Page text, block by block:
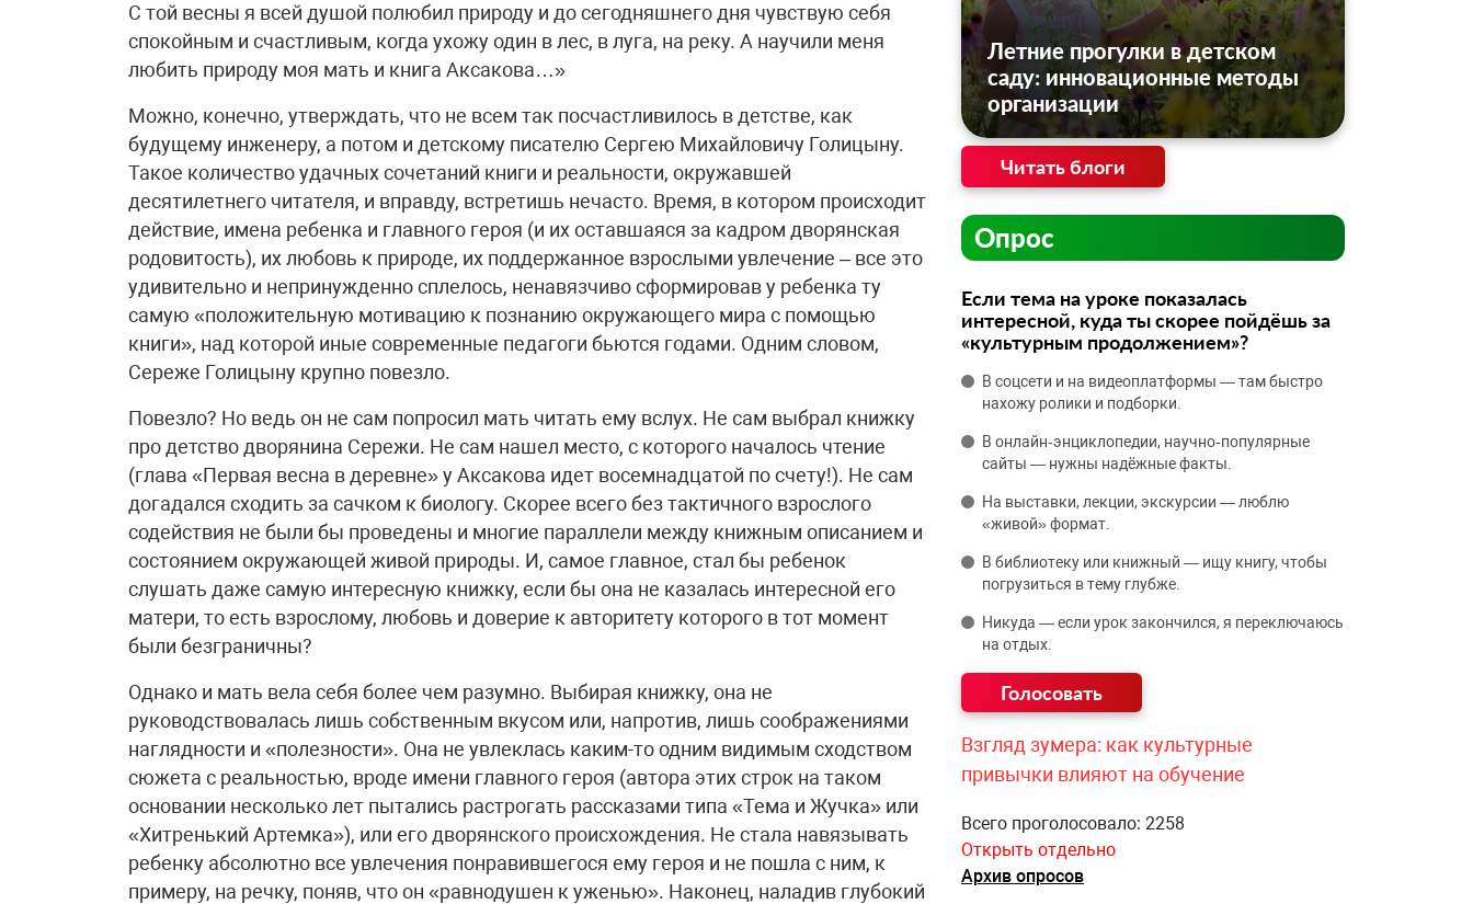
С той весны я всей душой полюбил природу и до сегодняшнего дня чувствую себя
спокойным и счастливым, когда ухожу один в лес, в луга, на реку. А научили меня
любить природу моя мать и книга Аксакова…»
Можно, конечно, утверждать, что не всем так посчастливилось в детстве, как
будущему инженеру, а потом и детскому писателю Сергею Михайловичу Голицыну.
Такое количество удачных сочетаний книги и реальности, окружавшей
десятилетнего читателя, и вправду, встретишь нечасто. Время, в котором происходит
действие, имена ребенка и главного героя (и их оставшаяся за кадром дворянская
родовитость), их любовь к природе, их поддержанное взрослыми увлечение – все это
удивительно и непринужденно сплелось, ненавязчиво сформировав у ребенка ту
самую «положительную мотивацию к познанию окружающего мира с помощью
книги», над которой иные современные педагоги бьются годами. Одним словом,
Сереже Голицыну крупно повезло.
Повезло? Но ведь он не сам попросил мать читать ему вслух. Не сам выбрал книжку
про детство дворянина Сережи. Не сам нашел место, с которого началось чтение
(глава «Первая весна в деревне» у Аксакова идет восемнадцатой по счету!). Не сам
догадался сходить за сачком к биологу. Скорее всего без тактичного взрослого
содействия не были бы проведены и многие параллели между книжным описанием и
состоянием окружающей живой природы. И, самое главное, стал бы ребенок
слушать даже самую интересную книжку, если бы она не казалась интересной его
матери, то есть взрослому, любовь и доверие к авторитету которого в тот момент
были безграничны?
Однако и мать вела себя более чем разумно. Выбирая книжку, она не
руководствовалась лишь собственным вкусом или, напротив, лишь соображениями
наглядности и «полезности». Она не увлеклась каким-то одним видимым сходством
сюжета с реальностью, вроде имени главного героя (автора этих строк на таком
основании несколько лет пытались растрогать рассказами типа «Тема и Жучка» или
«Хитренький Артемка»), или его дворянского происхождения. Не стала навязывать
ребенку абсолютно все увлечения понравившегося ему героя и не пошла с ним, к
примеру, на речку, поняв, что он «равнодушен к уженью». Наконец, наладив глубокий
Летние прогулки в детском
саду: инновационные методы
организации
Читать блоги
Опрос
Если тема на уроке показалась
интересной, куда ты скорее пойдёшь за
«культурным продолжением»?
В соцсети и на видеоплатформы — там быстро
нахожу ролики и подборки.
В онлайн‑энциклопедии, научно‑популярные
сайты — нужны надёжные факты.
На выставки, лекции, экскурсии — люблю
«живой» формат.
В библиотеку или книжный — ищу книгу, чтобы
погрузиться в тему глубже.
Никуда — если урок закончился, я переключаюсь
на отдых.
Взгляд зумера: как культурные
привычки влияют на обучение
Всего проголосовало: 2258
Открыть отдельно
Архив опросов